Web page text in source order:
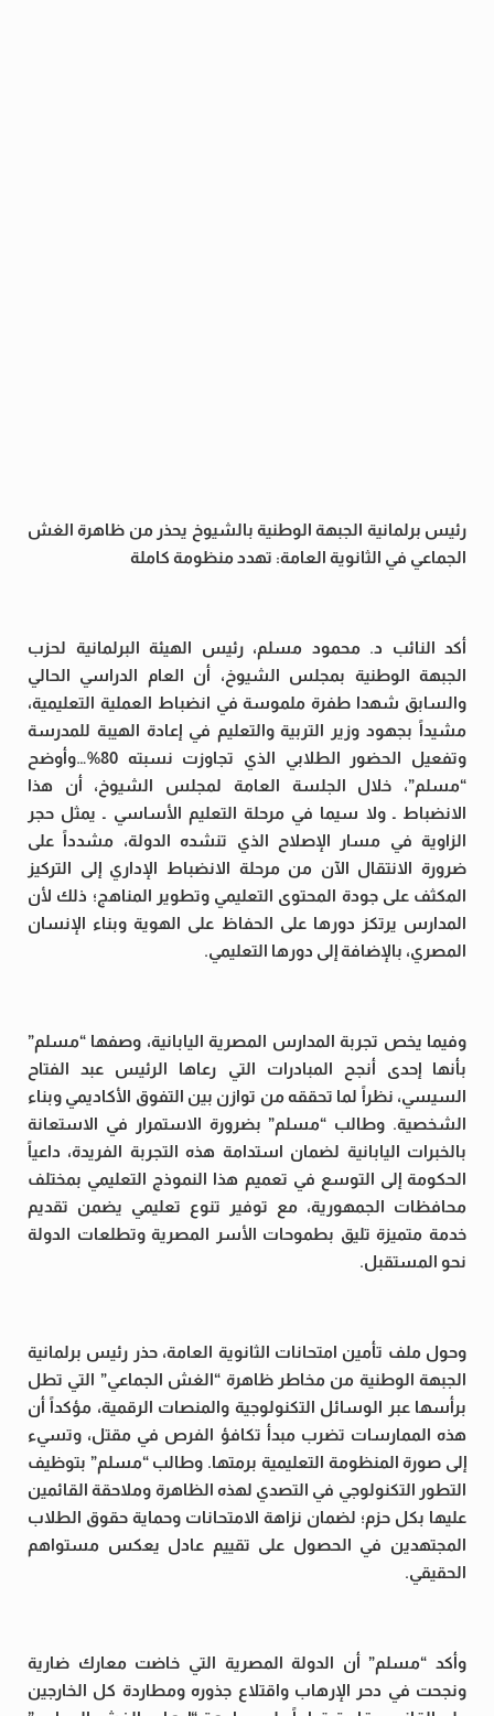
رئيس برلمانية الجبهة الوطنية بالشيوخ يحذر من ظاهرة الغش
الجماعي في الثانوية العامة: تهدد منظومة كاملة
أكد النائب د. محمود مسلم، رئيس الهيئة البرلمانية لحزب
الجبهة الوطنية بمجلس الشيوخ، أن العام الدراسي الحالي
والسابق شهدا طفرة ملموسة في انضباط العملية التعليمية،
مشيداً بجهود وزير التربية والتعليم في إعادة الهيبة للمدرسة
وتفعيل الحضور الطلابي الذي تجاوزت نسبته 80%…وأوضح
“مسلم”، خلال الجلسة العامة لمجلس الشيوخ، أن هذا
الانضباط ـ ولا سيما في مرحلة التعليم الأساسي ـ يمثل حجر
الزاوية في مسار الإصلاح الذي تنشده الدولة، مشدداً على
ضرورة الانتقال الآن من مرحلة الانضباط الإداري إلى التركيز
المكثف على جودة المحتوى التعليمي وتطوير المناهج؛ ذلك لأن
المدارس يرتكز دورها على الحفاظ على الهوية وبناء الإنسان
المصري، بالإضافة إلى دورها التعليمي.
وفيما يخص تجربة المدارس المصرية اليابانية، وصفها “مسلم”
بأنها إحدى أنجح المبادرات التي رعاها الرئيس عبد الفتاح
السيسي، نظراً لما تحققه من توازن بين التفوق الأكاديمي وبناء
الشخصية. وطالب “مسلم” بضرورة الاستمرار في الاستعانة
بالخبرات اليابانية لضمان استدامة هذه التجربة الفريدة، داعياً
الحكومة إلى التوسع في تعميم هذا النموذج التعليمي بمختلف
محافظات الجمهورية، مع توفير تنوع تعليمي يضمن تقديم
خدمة متميزة تليق بطموحات الأسر المصرية وتطلعات الدولة
نحو المستقبل.
وحول ملف تأمين امتحانات الثانوية العامة، حذر رئيس برلمانية
الجبهة الوطنية من مخاطر ظاهرة “الغش الجماعي” التي تطل
برأسها عبر الوسائل التكنولوجية والمنصات الرقمية، مؤكداً أن
هذه الممارسات تضرب مبدأ تكافؤ الفرص في مقتل، وتسيء
إلى صورة المنظومة التعليمية برمتها. وطالب “مسلم” بتوظيف
التطور التكنولوجي في التصدي لهذه الظاهرة وملاحقة القائمين
عليها بكل حزم؛ لضمان نزاهة الامتحانات وحماية حقوق الطلاب
المجتهدين في الحصول على تقييم عادل يعكس مستواهم
الحقيقي.
وأكد “مسلم” أن الدولة المصرية التي خاضت معارك ضارية
ونجحت في دحر الإرهاب واقتلاع جذوره ومطاردة كل الخارجين